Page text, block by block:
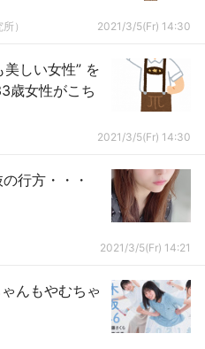
） 2021/3/5(Fr) 14:30
美しい女性” を
歳女性がこち
2021/3/5(Fr) 14:30
行方・・・
2021/3/5(Fr) 14:21
んもやむちゃ